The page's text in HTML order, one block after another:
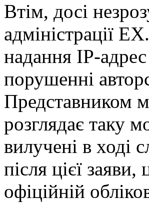
Втім, досі
адміністрації
надання IP-адрес
порушенні
Представником
розглядає таку
вилучені в ході
після цієї
офіційній